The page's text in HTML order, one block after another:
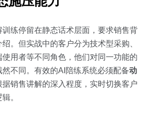
练停留在静态话术层面，要求销售背
。但实战中的客户分为技术型采购、
用者等不同角色，他们对同一功能的
不同。有效的AI陪练系统必须配备动
据销售讲解的深入程度，实时切换客户
。